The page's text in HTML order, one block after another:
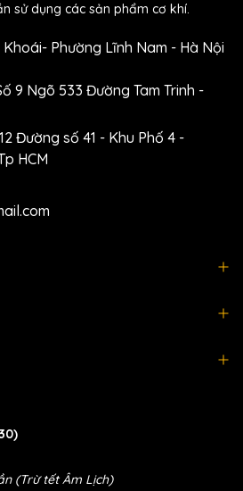
Cos Laser 12 Tia Xanh KENPRO
sử dụng các sản phẩm cơ khí.
Phường Lĩnh Nam - Hà Nội
9 Ngõ 533 Đường Tam Trinh -
Đường số 41 - Khu Phố 4 -
HCM
(Trừ tết Âm Lịch)